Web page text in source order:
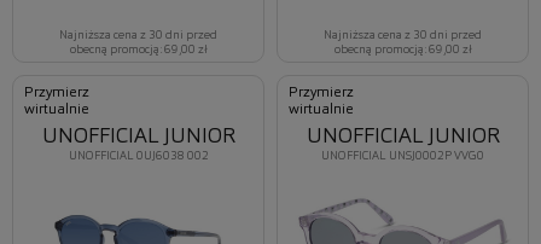
Najniższa cena z 30 dni przed
obecną promocją: 69,00 zł
Najniższa cena z 30 dni przed
obecną promocją: 69,00 zł
Przymierz
wirtualnie
UNOFFICIAL 0UJ6038 002
UNOFFICIAL JUNIOR
Przymierz
wirtualnie
UNOFFICIAL UNSJ0002P VVG0
UNOFFICIAL JUNIOR